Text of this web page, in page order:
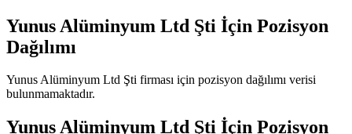
Yunus Alüminyum Ltd Şti İçin Pozisyon
Dağılımı
Yunus Alüminyum Ltd Şti firması için pozisyon dağılımı verisi
bulunmamaktadır.
Yunus Alüminyum Ltd Şti İçin Pozisyon